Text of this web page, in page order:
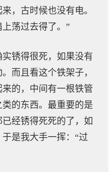
，古时候也没有电。
荡过去得了。”
锈得很死，如果没有
而且看这个铁架子，
的，中间有一根铁管
的东西。最重要的是
经锈得死死的了，如
是我大手一挥：“过